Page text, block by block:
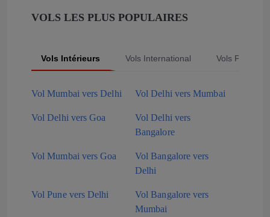
VOLS LES PLUS POPULAIRES
Vols Intérieurs Vols International Vols
Vol Mumbai vers Delhi Vol Delhi vers Mumbai
Vol Delhi vers Goa
Vol Delhi vers
Bangalore
Vol Mumbai vers Goa
Vol Bangalore vers
Delhi
Vol Pune vers Delhi
Vol Bangalore vers
Mumbai